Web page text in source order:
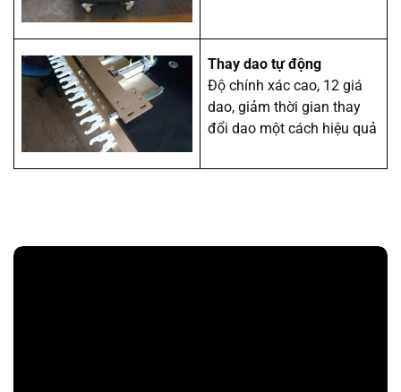
Thay dao tự động
Độ chính xác cao, 12 giá
dao, giảm thời gian thay
đổi dao một cách hiệu quả